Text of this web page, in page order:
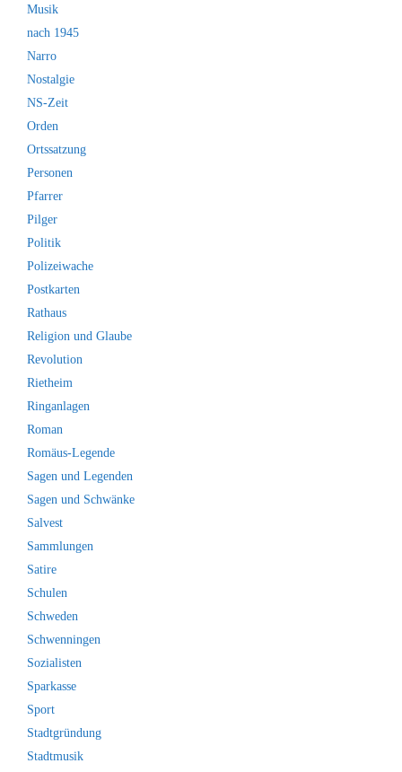
Musik
nach 1945
Narro
Nostalgie
NS-Zeit
Orden
Ortssatzung
Personen
Pfarrer
Pilger
Politik
Polizeiwache
Postkarten
Rathaus
Religion und Glaube
Revolution
Rietheim
Ringanlagen
Roman
Romäus-Legende
Sagen und Legenden
Sagen und Schwänke
Salvest
Sammlungen
Satire
Schulen
Schweden
Schwenningen
Sozialisten
Sparkasse
Sport
Stadtgründung
Stadtmusik